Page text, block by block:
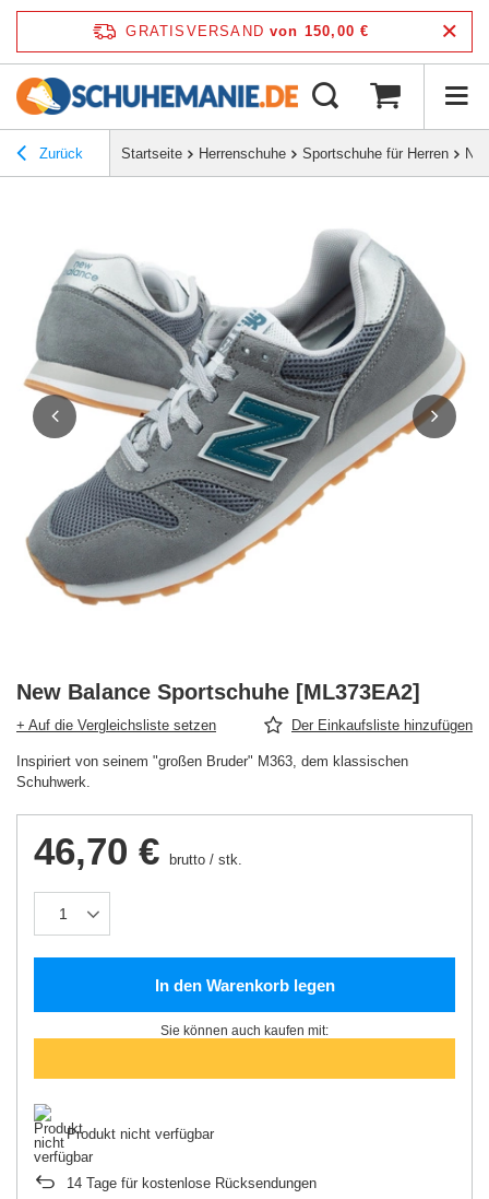
GRATISVERSAND von 150,00 €
Zurück Startseite Herrenschuhe Sportschuhe für Herren
New Balance Sportschuhe [ML373EA2]
+ Auf die Vergleichsliste setzen Der Einkaufsliste hinzufügen
Inspiriert von seinem "großen Bruder" M363, dem klassischen
Schuhwerk.
46,70 € brutto / stk.
In den Warenkorb legen
Sie können auch kaufen mit:
Produkt nicht verfügbar
14 Tage für kostenlose Rücksendungen